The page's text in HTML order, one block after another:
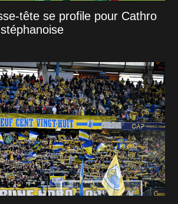
tête se profile pour Cathro